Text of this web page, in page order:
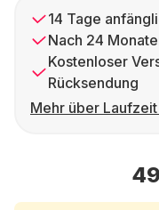
14 Tage
Nach 24
Kostenloser
Rücksendung
Mehr über